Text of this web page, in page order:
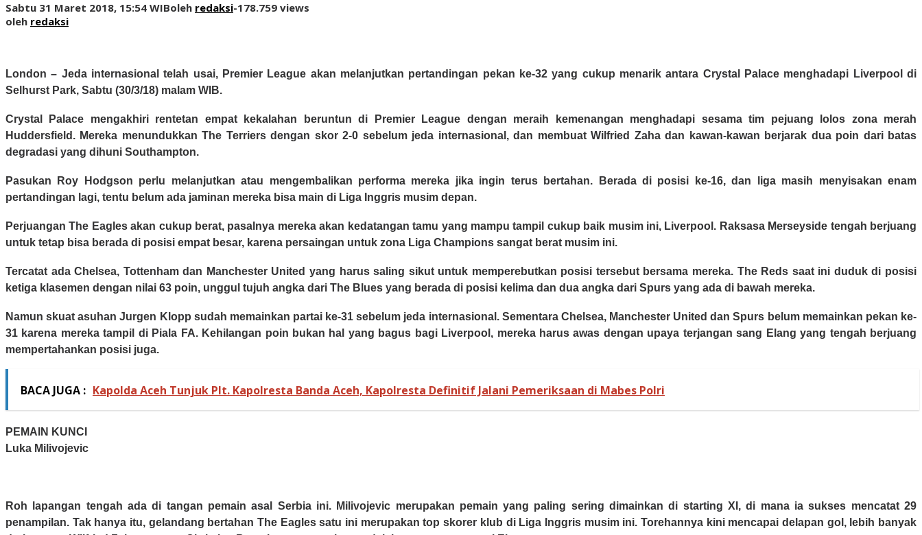
Sabtu 31 Maret 2018, 15:54 WIBoleh redaksi-178.759 views
oleh redaksi
London – Jeda internasional telah usai, Premier League akan melanjutkan pertandingan pekan ke-32 yang cukup menarik antara Crystal Palace menghadapi Liverpool di
Selhurst Park, Sabtu (30/3/18) malam WIB.
Crystal Palace mengakhiri rentetan empat kekalahan beruntun di Premier League dengan meraih kemenangan menghadapi sesama tim pejuang lolos zona merah
Huddersfield. Mereka menundukkan The Terriers dengan skor 2-0 sebelum jeda internasional, dan membuat Wilfried Zaha dan kawan-kawan berjarak dua poin dari batas
degradasi yang dihuni Southampton.
Pasukan Roy Hodgson perlu melanjutkan atau mengembalikan performa mereka jika ingin terus bertahan. Berada di posisi ke-16, dan liga masih menyisakan enam
pertandingan lagi, tentu belum ada jaminan mereka bisa main di Liga Inggris musim depan.
Perjuangan The Eagles akan cukup berat, pasalnya mereka akan kedatangan tamu yang mampu tampil cukup baik musim ini, Liverpool. Raksasa Merseyside tengah berjuang
untuk tetap bisa berada di posisi empat besar, karena persaingan untuk zona Liga Champions sangat berat musim ini.
Tercatat ada Chelsea, Tottenham dan Manchester United yang harus saling sikut untuk memperebutkan posisi tersebut bersama mereka. The Reds saat ini duduk di posisi
ketiga klasemen dengan nilai 63 poin, unggul tujuh angka dari The Blues yang berada di posisi kelima dan dua angka dari Spurs yang ada di bawah mereka.
Namun skuat asuhan Jurgen Klopp sudah memainkan partai ke-31 sebelum jeda internasional. Sementara Chelsea, Manchester United dan Spurs belum memainkan pekan ke-
31 karena mereka tampil di Piala FA. Kehilangan poin bukan hal yang bagus bagi Liverpool, mereka harus awas dengan upaya terjangan sang Elang yang tengah berjuang
mempertahankan posisi juga.
BACA JUGA : Kapolda Aceh Tunjuk Plt. Kapolresta Banda Aceh, Kapolresta Definitif Jalani Pemeriksaan di Mabes Polri
PEMAIN KUNCI
Luka Milivojevic
Roh lapangan tengah ada di tangan pemain asal Serbia ini. Milivojevic merupakan pemain yang paling sering dimainkan di starting XI, di mana ia sukses mencatat 29
penampilan. Tak hanya itu, gelandang bertahan The Eagles satu ini merupakan top skorer klub di Liga Inggris musim ini. Torehannya kini mencapai delapan gol, lebih banyak